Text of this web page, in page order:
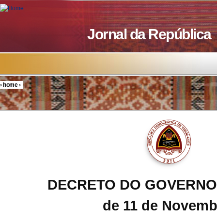
Skip to main content
Jornal da República
You are here
›home›
DECRETO DO
de 11 de